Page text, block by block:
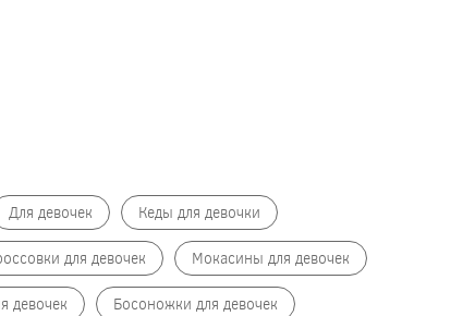
Для девочек Кеды для девочки
для девочек Мокасины для девочек
девочек Босоножки для девочек